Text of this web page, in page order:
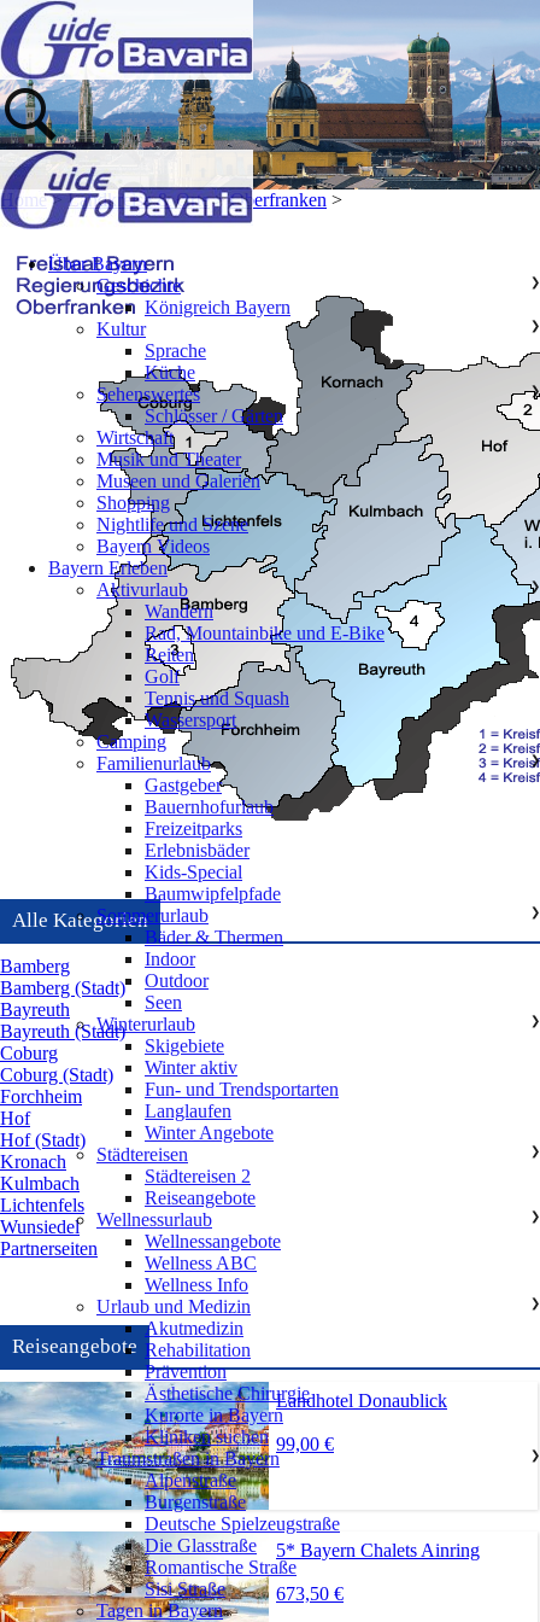
Home>Landkreise & Orte>Oberfranken >
Alle Kategorien
Bamberg
Bamberg (Stadt)
Bayreuth
Bayreuth (Stadt)
Coburg
Coburg (Stadt)
Forchheim
Hof
Hof (Stadt)
Kronach
Kulmbach
Lichtenfels
Wunsiedel
Partnerseiten
Reiseangebote
Landhotel Donaublick
99,00 €
5* Bayern Chalets Ainring
673,50 €
Über Bayern
Geschichte
❯
Königreich Bayern
Kultur
❯
Sprache
Küche
Sehenswertes
❯
Schlösser / Gärten
Wirtschaft
Musik und Theater
Museen und Galerien
Shopping
Nightlife und Szene
Bayern Videos
Bayern Erleben
Aktivurlaub
❯
Wandern
Rad, Mountainbike und E-Bike
Reiten
Golf
Tennis und Squash
Wassersport
Camping
Familienurlaub
❯
Gastgeber
Bauernhofurlaub
Freizeitparks
Erlebnisbäder
Kids-Special
Baumwipfelpfade
Sommerurlaub
❯
Bäder & Thermen
Indoor
Outdoor
Seen
Winterurlaub
❯
Skigebiete
Winter aktiv
Fun- und Trendsportarten
Langlaufen
Winter Angebote
Städtereisen
❯
Städtereisen 2
Reiseangebote
Wellnessurlaub
❯
Wellnessangebote
Wellness ABC
Wellness Info
Urlaub und Medizin
❯
Akutmedizin
Rehabilitation
Prävention
Ästhetische Chirurgie
Kurorte in Bayern
Kliniken suchen
Traumstraßen in Bayern
❯
Alpenstraße
Burgenstraße
Deutsche Spielzeugstraße
Die Glasstraße
Romantische Straße
Sisi Straße
Tagen in Bayern